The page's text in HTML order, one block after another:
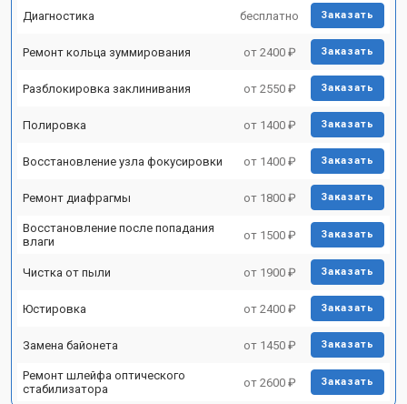
Диагностика бесплатно Заказать
Ремонт кольца зуммирования от 2400 ₽ Заказать
Разблокировка заклинивания от 2550 ₽ Заказать
Полировка от 1400 ₽ Заказать
Восстановление узла фокусировки от 1400 ₽ Заказать
Ремонт диафрагмы от 1800 ₽ Заказать
Восстановление после попадания
влаги
от 1500 ₽ Заказать
Чистка от пыли от 1900 ₽ Заказать
Юстировка от 2400 ₽ Заказать
Замена байонета от 1450 ₽ Заказать
Ремонт шлейфа оптического
стабилизатора
от 2600 ₽ Заказать